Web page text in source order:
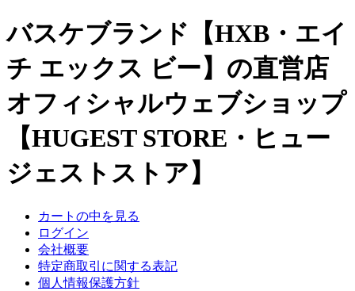
バスケブランド【HXB・エイ
チ エックス ビー】の直営店
オフィシャルウェブショップ
【HUGEST STORE・ヒュー
ジェストストア】
カートの中を見る
ログイン
会社概要
特定商取引に関する表記
個人情報保護方針